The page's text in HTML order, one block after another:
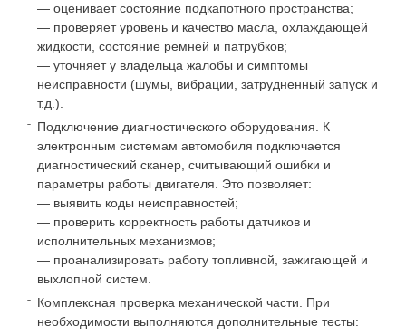
— оценивает состояние подкапотного пространства;
— проверяет уровень и качество масла, охлаждающей
жидкости, состояние ремней и патрубков;
— уточняет у владельца жалобы и симптомы
неисправности (шумы, вибрации, затрудненный запуск и
т.д.).
Подключение диагностического оборудования. К
электронным системам автомобиля подключается
диагностический сканер, считывающий ошибки и
параметры работы двигателя. Это позволяет:
— выявить коды неисправностей;
— проверить корректность работы датчиков и
исполнительных механизмов;
— проанализировать работу топливной, зажигающей и
выхлопной систем.
Комплексная проверка механической части. При
необходимости выполняются дополнительные тесты: